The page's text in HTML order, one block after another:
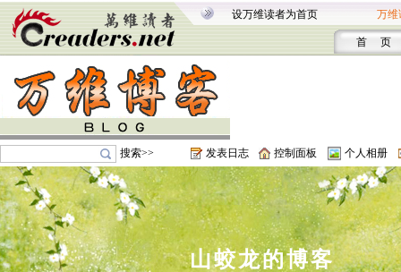
设万维读者为首页 万维
首 页
搜索>> 发表日志 控制面板 个人相册
山蛟龙的博客